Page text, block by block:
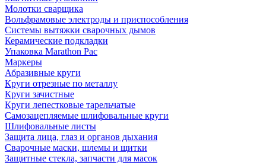
Молотки сварщика
Вольфрамовые электроды и приспособления
Системы вытяжки сварочных дымов
Керамические подкладки
Упаковка Marathon Pac
Маркеры
Абразивные круги
Круги отрезные по металлу
Круги зачистные
Круги лепестковые тарельчатые
Самозацепляемые шлифовальные круги
Шлифовальные листы
Защита лица, глаз и органов дыхания
Сварочные маски, шлемы и щитки
Защитные стекла, запчасти для масок